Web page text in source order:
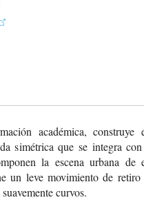
académica, construye
simétrica que se integra
la escena urbana de
un leve movimiento de retiro
curvos.